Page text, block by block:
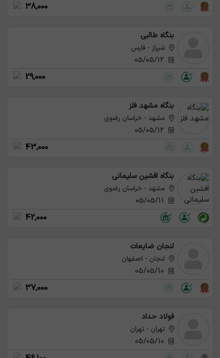
38,000
بنگاه طالبی
شیراز - فارس
29,000
بنگاه مشهد فلز
مشهد - خراسان رضوی
43,000
بنگاه افشین سلیمانی
مشهد - خراسان رضوی
42,000
لنجان ضایعات
لنجان - اصفهان
37,000
فولاد حداد
تهران - تهران